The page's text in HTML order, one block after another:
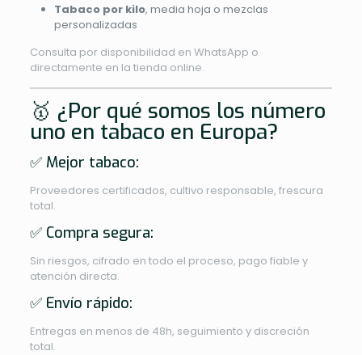
Tabaco por kilo, media hoja o mezclas
personalizadas
Consulta por disponibilidad en WhatsApp o
directamente en la tienda online.
🥇 ¿Por qué somos los número
uno en tabaco en Europa?
✅ Mejor tabaco:
Proveedores certificados, cultivo responsable, frescura
total.
✅ Compra segura:
Sin riesgos, cifrado en todo el proceso, pago fiable y
atención directa.
✅ Envío rápido:
Entregas en menos de 48h, seguimiento y discreción
total.